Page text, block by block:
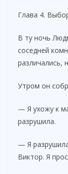
Глава 4.
В ту ночь
соседней
различались,
Утром он
— Я ухожу к
разрушила.
— Я
Виктор. Я